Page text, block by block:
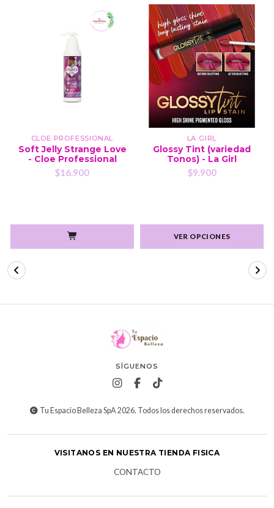
CLOE PROFESSIONAL
Soft Jelly Strange Love
- Cloe Professional
$16.900
LA GIRL
Glossy Tint (variedad
Tonos) - La Girl
$9.900
VER OPCIONES
SÍGUENOS
Tu Espacio Belleza SpA 2026. Todos los derechos reservados.
VISITANOS EN NUESTRA TIENDA FISICA
CONTACTO